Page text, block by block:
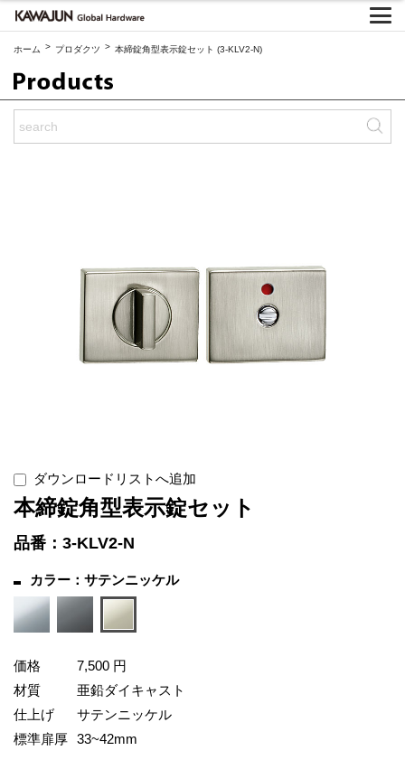
ホーム > プロダクツ > 本締錠角型表示錠セット (3-KLV2-N)
ダウンロードリストへ追加
本締錠角型表示錠セット
品番：3-KLV2-N
カラー：サテンニッケル
価格
7,500 円
材質
亜鉛ダイキャスト
仕上げ
サテンニッケル
標準扉厚 33~42mm